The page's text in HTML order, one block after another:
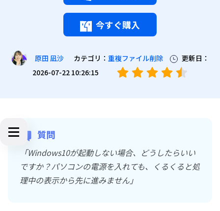
今すぐ購入
原田 凪沙 カテゴリ： 重複ファイル削除
更新日：
2026-07-22 10:26:15
質問
「Windows10が起動しない場合、どうしたらいい
ですか？パソコンの電源を入れても、くるくると処
理中の表示から先に進みません」